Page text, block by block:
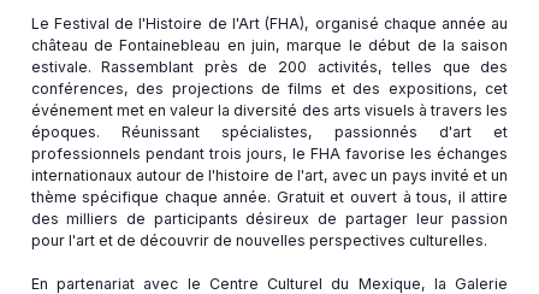
Le Festival de l'Histoire de l'Art (FHA), organisé chaque année au
château de Fontainebleau en juin, marque le début de la saison
estivale. Rassemblant près de 200 activités, telles que des
conférences, des projections de films et des expositions, cet
événement met en valeur la diversité des arts visuels à travers les
époques. Réunissant spécialistes, passionnés d'art et
professionnels pendant trois jours, le FHA favorise les échanges
internationaux autour de l'histoire de l'art, avec un pays invité et un
thème spécifique chaque année. Gratuit et ouvert à tous, il attire
des milliers de participants désireux de partager leur passion
pour l'art et de découvrir de nouvelles perspectives culturelles.
En partenariat avec le Centre Culturel du Mexique, la Galerie